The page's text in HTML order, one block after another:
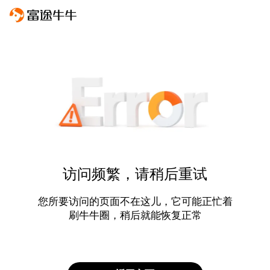
访问频繁，请稍后重试
您所要访问的页面不在这儿，它可能正忙着
刷牛牛圈，稍后就能恢复正常